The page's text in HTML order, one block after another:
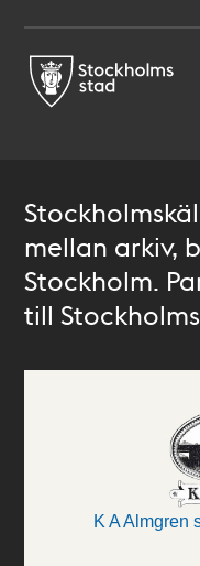
mellan arkiv,
Stockholm.
till
K A Almgren